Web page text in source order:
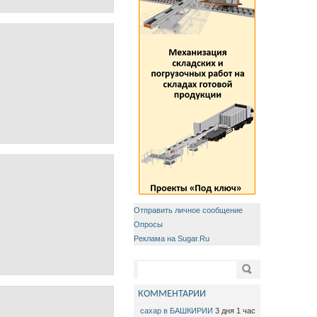
Отправить личное сообщение
Опросы
Реклама на Sugar.Ru
Поиск
КОММЕНТАРИИ
сахар в БАШКИРИИ 3 дня 1 час